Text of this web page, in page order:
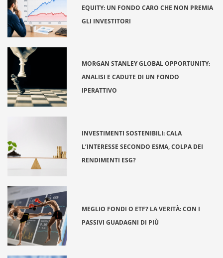
EQUITY: UN FONDO CARO CHE NON PREMIA
GLI INVESTITORI
MORGAN STANLEY GLOBAL OPPORTUNITY:
ANALISI E CADUTE DI UN FONDO
IPERATTIVO
INVESTIMENTI SOSTENIBILI: CALA
L’INTERESSE SECONDO ESMA, COLPA DEI
RENDIMENTI ESG?
MEGLIO FONDI O ETF? LA VERITÀ: CON I
PASSIVI GUADAGNI DI PIÙ